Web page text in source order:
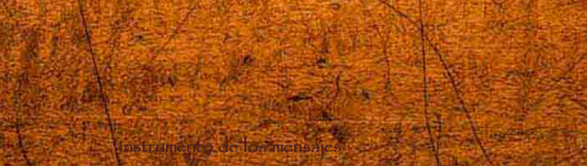
Instrumento de los mensajes